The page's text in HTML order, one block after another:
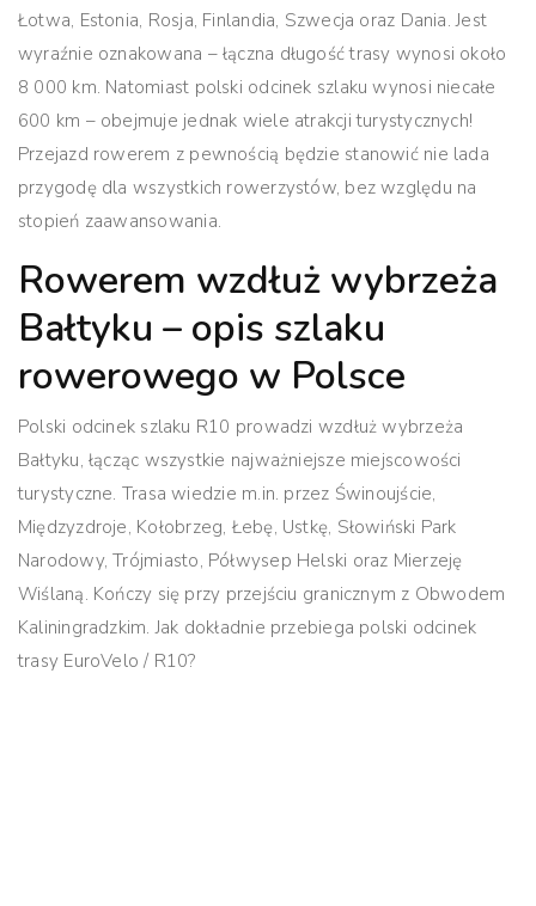
Łotwa, Estonia, Rosja, Finlandia, Szwecja oraz Dania. Jest
wyraźnie oznakowana – łączna długość trasy wynosi około
8 000 km. Natomiast polski odcinek szlaku wynosi niecałe
600 km – obejmuje jednak wiele atrakcji turystycznych!
Przejazd rowerem z pewnością będzie stanowić nie lada
przygodę dla wszystkich rowerzystów, bez względu na
stopień zaawansowania.
Rowerem wzdłuż wybrzeża
Bałtyku – opis szlaku
rowerowego w Polsce
Polski odcinek szlaku R10 prowadzi wzdłuż wybrzeża
Bałtyku, łącząc wszystkie najważniejsze miejscowości
turystyczne. Trasa wiedzie m.in. przez Świnoujście,
Międzyzdroje, Kołobrzeg, Łebę, Ustkę, Słowiński Park
Narodowy, Trójmiasto, Półwysep Helski oraz Mierzeję
Wiślaną. Kończy się przy przejściu granicznym z Obwodem
Kaliningradzkim. Jak dokładnie przebiega polski odcinek
trasy EuroVelo / R10?